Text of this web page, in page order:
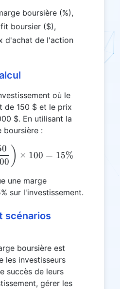
boursière (%),
boursier ($),
d'achat de l'action
où le
de 150 $ et le prix
$. En utilisant la
boursière :
\text{STM} = \left(
) × 100 = 15%
une marge
sur l'investissement.
scénarios
boursière est
les investisseurs
succès de leurs
gérer les